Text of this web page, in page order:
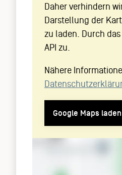
Daher verhindern
Darstellung der
zu laden. Durch
API zu.
Nähere
Google Maps laden